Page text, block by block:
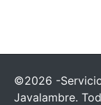
©2026 -
Javalambre.